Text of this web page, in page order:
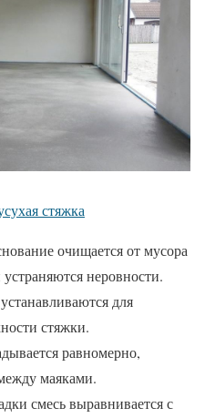
стяжка
очищается от мусора
неровности.
для
стяжки.
равномерно,
маяками.
смесь выравнивается с